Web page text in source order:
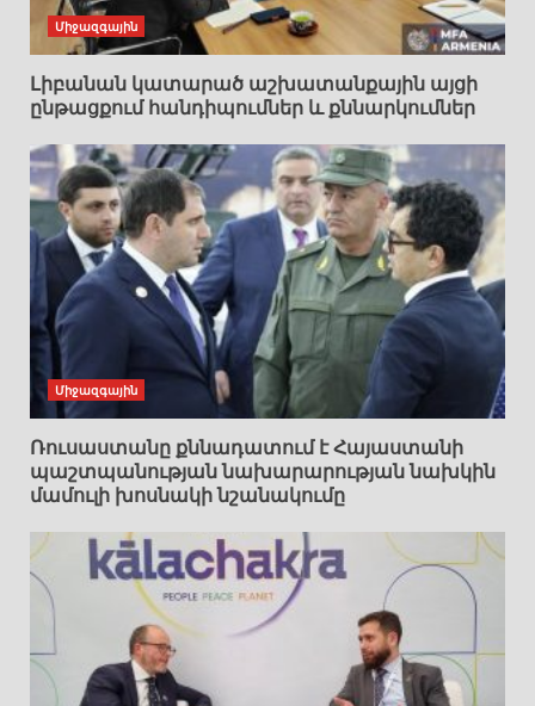
Միջազգային
Լիբանան կատարած աշխատանքային այցի
ընթացքում հանդիպումներ և քննարկումներ
Միջազգային
Ռուսաստանը քննադատում է Հայաստանի
պաշտպանության նախարարության նախկին
մամուլի խոսնակի նշանակումը